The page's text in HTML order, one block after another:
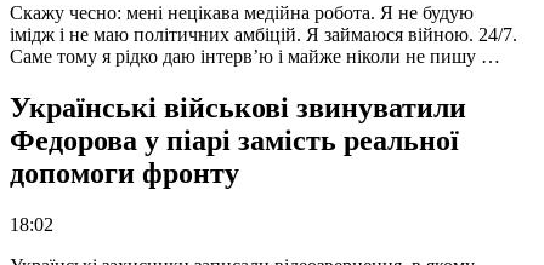
Скажу чесно: мені нецікава медійна робота. Я не будую
імідж і не маю політичних амбіцій. Я займаюся війною. 24/7.
Саме тому я рідко даю інтерв’ю і майже ніколи не пишу …
Українські військові звинуватили
Федорова у піарі замість реальної
допомоги фронту
18:02